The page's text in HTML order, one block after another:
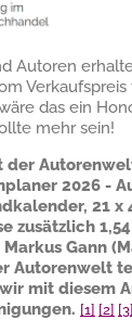
Autoren
Verkaufspreis
das ein
mehr sein!
der
2026 -
21 x
zusätzlich
Markus Gann
Autorenwelt
mit diesem
[1] [2] [3]